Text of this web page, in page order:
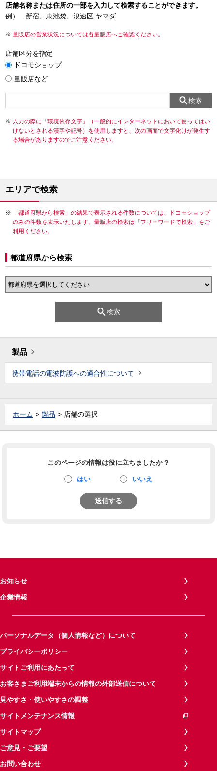
店舗名称または住所の一部を入力して検索することができます。
例） 新宿、東池袋、浪速区 ヤマダ
量販店の営業状況については各量販店へご確認ください。
店舗区分を指定
ドコモショップ
量販店など
検索
入力の際に「環境依存文字」（一般的にインターネットにおいて使ってはい
けないとされる漢字や記号）を使用しますと、次の画面で文字化けが発生す
る場合がありますのでご注意ください。
エリアで検索
「都道府県から検索」の結果で表示される件数については、ドコモショップ
のみの件数を表示いたします。量販店の検索は「フリーワードで検索」をご
利用ください。
都道府県から検索
検索
製品
携帯電話の電波防護への適合性について
ホーム 製品 店舗の選択
このページの情報は役に立ちましたか？
はい いいえ
送信する
お知らせ
企業情報
パーソナルデータ（個人情報など）について
プライバシーポリシー
サイトご利用にあたって
お客さまご利用端末からの情報の外部送信について
見やすさ・使いやすさの調整
サイトメンテナンス情報
サイトマップ
ご意見・ご要望
お問い合わせ